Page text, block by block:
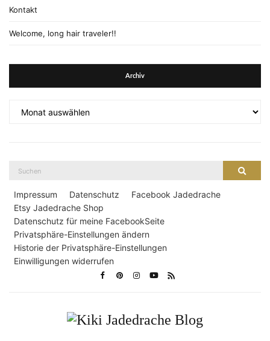
Kontakt
Welcome, long hair traveler!!
Archiv
Suche
Impressum Datenschutz
Facebook Jadedrache
Etsy Jadedrache Shop
Datenschutz für meine FacebookSeite
Privatsphäre-Einstellungen ändern
Historie der Privatsphäre-Einstellungen
Einwilligungen widerrufen